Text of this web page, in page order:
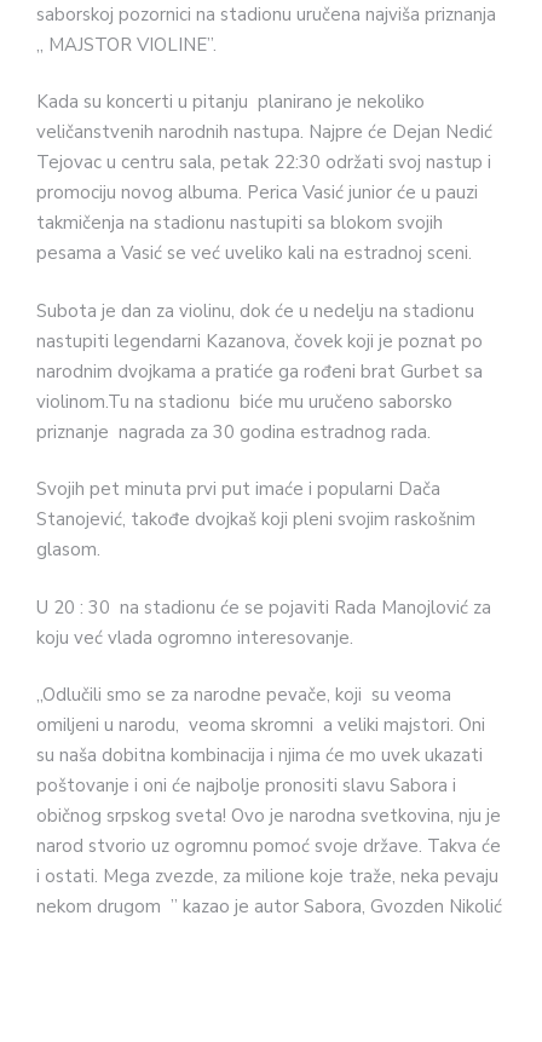
saborskoj pozornici na stadionu uručena najviša priznanja
,, MAJSTOR VIOLINE”.
Kada su koncerti u pitanju planirano je nekoliko
veličanstvenih narodnih nastupa. Najpre će Dejan Nedić
Tejovac u centru sala, petak 22:30 održati svoj nastup i
promociju novog albuma. Perica Vasić junior će u pauzi
takmičenja na stadionu nastupiti sa blokom svojih
pesama a Vasić se već uveliko kali na estradnoj sceni.
Subota je dan za violinu, dok će u nedelju na stadionu
nastupiti legendarni Kazanova, čovek koji je poznat po
narodnim dvojkama a pratiće ga rođeni brat Gurbet sa
violinom.Tu na stadionu biće mu uručeno saborsko
priznanje nagrada za 30 godina estradnog rada.
Svojih pet minuta prvi put imaće i popularni Dača
Stanojević, takođe dvojkaš koji pleni svojim raskošnim
glasom.
U 20 : 30 na stadionu će se pojaviti Rada Manojlović za
koju već vlada ogromno interesovanje.
,,Odlučili smo se za narodne pevače, koji su veoma
omiljeni u narodu, veoma skromni a veliki majstori. Oni
su naša dobitna kombinacija i njima će mo uvek ukazati
poštovanje i oni će najbolje pronositi slavu Sabora i
običnog srpskog sveta! Ovo je narodna svetkovina, nju je
narod stvorio uz ogromnu pomoć svoje države. Takva će
i ostati. Mega zvezde, za milione koje traže, neka pevaju
nekom drugom ” kazao je autor Sabora, Gvozden Nikolić